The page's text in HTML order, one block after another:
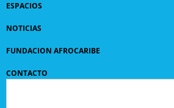
ESPACIOS
NOTICIAS
FUNDACION AFROCARIBE
CONTACTO